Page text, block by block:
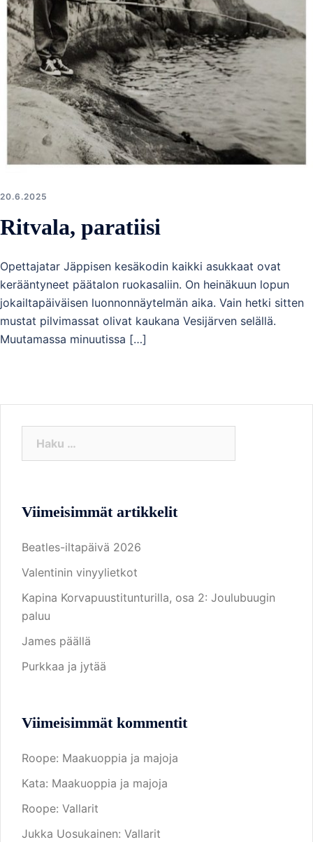
20.6.2025
Ritvala, paratiisi
Opettajatar Jäppisen kesäkodin kaikki asukkaat ovat
kerääntyneet päätalon ruokasaliin. On heinäkuun lopun
jokailtapäiväisen luonnonnäytelmän aika. Vain hetki sitten
mustat pilvimassat olivat kaukana Vesijärven selällä.
Muutamassa minuutissa […]
Viimeisimmät artikkelit
Beatles-iltapäivä 2026
Valentinin vinyylietkot
Kapina Korvapuustitunturilla, osa 2: Joulubuugin
paluu
James päällä
Purkkaa ja jytää
Viimeisimmät kommentit
Roope: Maakuoppia ja majoja
Kata: Maakuoppia ja majoja
Roope: Vallarit
Jukka Uosukainen: Vallarit